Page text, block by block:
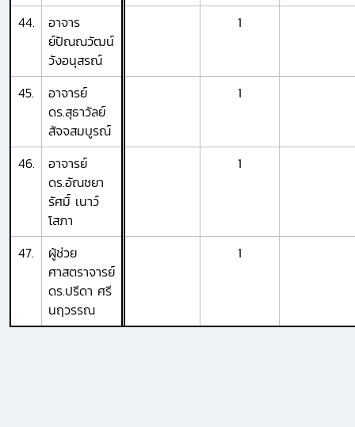
44.
อาจาร
ย์ปัณณวัฒน์
วังอนุสรณ์
1
45.
อาจารย์
ดร.สุธาวัลย์
สัจจสมบูรณ์
1
46.
อาจารย์
ดร.อัณชยา
รัศมิ์ เนาว์
โสภา
1
47.
ผู้ช่วย
ศาสตราจารย์
ดร.ปรีดา ศรี
นฤวรรณ
1